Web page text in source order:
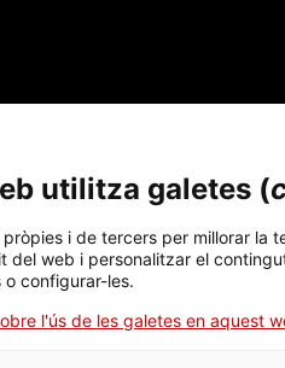
utilitza galetes (
i de tercers per millorar la
del web i personalitzar el
configurar-les.
l'ús de les galetes en aquest